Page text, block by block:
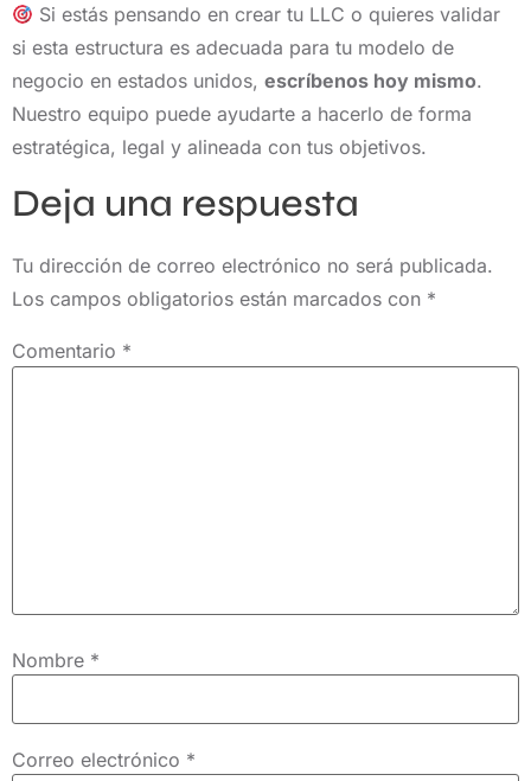
Si estás pensando en crear tu LLC o quieres validar
si esta estructura es adecuada para tu modelo de
negocio en estados unidos, escríbenos hoy mismo.
Nuestro equipo puede ayudarte a hacerlo de forma
estratégica, legal y alineada con tus objetivos.
Deja una respuesta
Tu dirección de correo electrónico no será publicada.
Los campos obligatorios están marcados con *
Comentario *
Nombre *
Correo electrónico *